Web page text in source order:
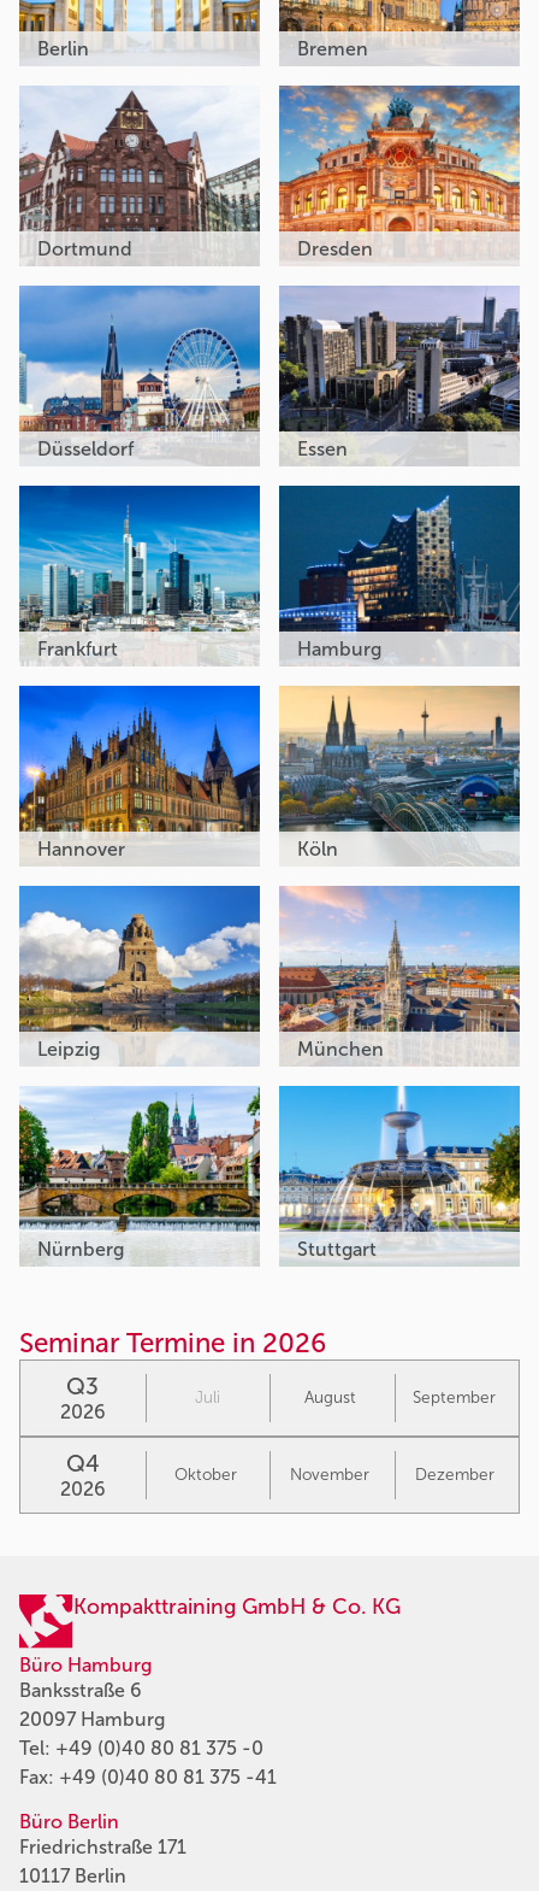
Berlin Bremen
Dortmund Dresden
Düsseldorf Essen
Frankfurt Hamburg
Hannover Köln
Leipzig München
Nürnberg Stuttgart
Seminar Termine in 2026
Q3
2026
Juli August September
Q4
2026
Oktober November Dezember
Kompakttraining GmbH & Co. KG
Büro Hamburg
Banksstraße 6
20097 Hamburg
Tel: +49 (0)40 80 81 375 -0
Fax: +49 (0)40 80 81 375 -41
Büro Berlin
Friedrichstraße 171
10117 Berlin